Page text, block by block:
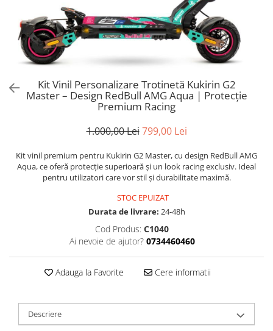
Trotinete Peste 3000 Lei
Trotinete cu Scaun
Trotinete cu Cheie
Trotinete cu Cheie
Trotinete cu Suspensii
Trotinete cu Ghidon Reglabil
ATV 200cc
ATV 1000W
ATV 1500W
Suporturi pentru telefon
Oglinzi retrovizoare
Ornamente, stickere & viniluri
Iluminare decorativă
KuKirin G3
KuKirin G2 Master
KuKirin G1 Pro
KuKirin V1 Pro
KuKirin V2
KuKirin S1 Max
KuKirin T3
Xiaomi Mi
Anvelope pneumatice
Anvelope solide
Camere de aer
Electronică
Acceleratoare & comenzi
Kit Vinil Personalizare Trotinetă Kukirin G2
Master – Design RedBull AMG Aqua | Protecție
Premium Racing
1.000,00 Lei 799,00 Lei
Kit vinil premium pentru Kukirin G2 Master, cu design RedBull AMG
Aqua, ce oferă protecție superioară și un look racing exclusiv. Ideal
pentru utilizatori care vor stil și durabilitate maximă.
STOC EPUIZAT
Durata de livrare: 24-48h
Cod Produs: C1040
Ai nevoie de ajutor? 0734460460
Adauga la Favorite Cere informatii
Descriere